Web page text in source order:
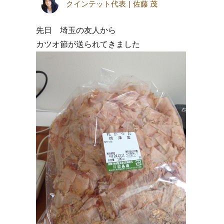
クインテット代表 佐藤 茂
先日 埼玉の友人から
カツオ節が送られてきました